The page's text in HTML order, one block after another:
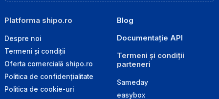
Platforma shipo.ro
Despre noi
Termeni și condiții
Oferta comercială shipo.ro
Politica de confidențialitate
Politica de cookie-uri
Blog
Documentație API
Termeni și condiții
parteneri
Sameday
easybox